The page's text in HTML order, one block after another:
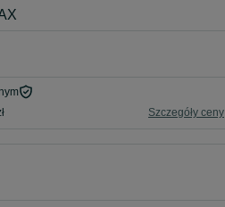
Szczegóły ceny